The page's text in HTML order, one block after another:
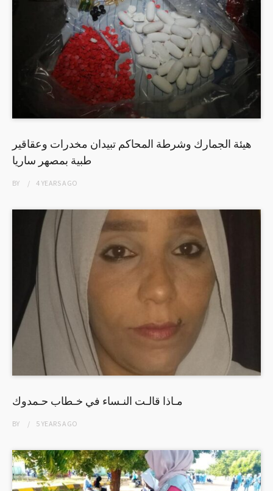
هيئة الجمارك وشرطة المحاكم تبيدان مخدرات وعقاقير
طبية بمصهر ساريا
BY 4 YEARSAGO
مـاذا قالـت النـساء في خـطاب حـمدوك
BY 5 YEARSAGO